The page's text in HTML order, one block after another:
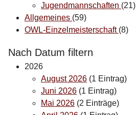
Jugendmannschaften (21)
Allgemeines (59)
OWL-Einzelmeisterschaft (8)
Nach Datum filtern
2026
August 2026 (1 Eintrag)
Juni 2026 (1 Eintrag)
Mai 2026 (2 Einträge)